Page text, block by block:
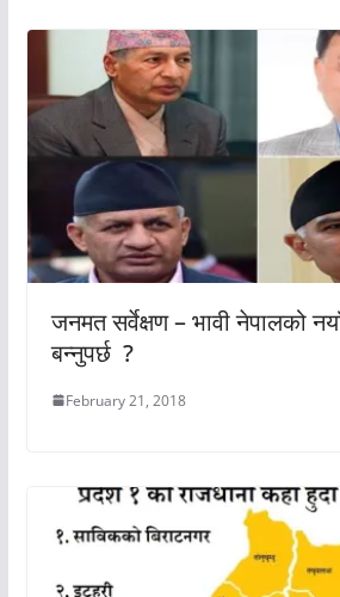
जनमत सर्वेक्षण – भावी नेपालको
बन्नुपर्छ ?
February 21, 2018